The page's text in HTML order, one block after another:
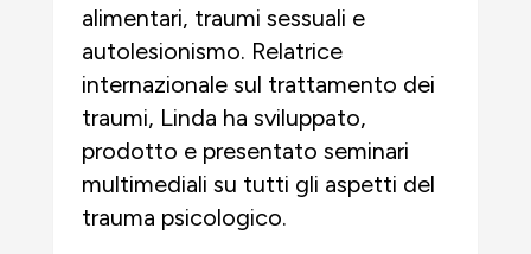
alimentari, traumi sessuali e
autolesionismo. Relatrice
internazionale sul trattamento dei
traumi, Linda ha sviluppato,
prodotto e presentato seminari
multimediali su tutti gli aspetti del
trauma psicologico.